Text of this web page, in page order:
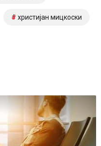
христијан мицкоски